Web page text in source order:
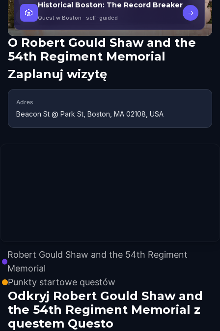
🎲
Historical Boston: The Record Breaker
Quest w Boston · self-guided
→
O Robert Gould Shaw and the
54th Regiment Memorial
Zaplanuj wizytę
Adres
Beacon St @ Park St, Boston, MA 02108, USA
Robert Gould Shaw and the 54th Regiment
Memorial
Punkty startowe questów
Odkryj Robert Gould Shaw and
the 54th Regiment Memorial z
questem Questo